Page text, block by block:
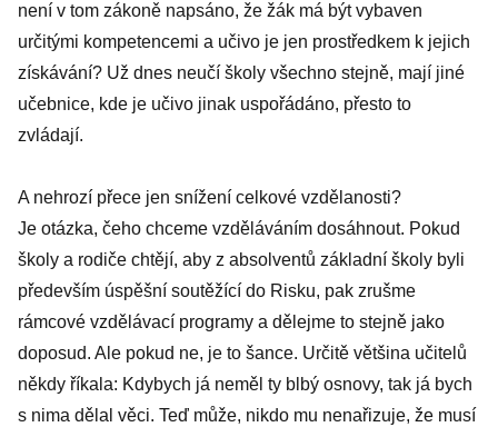
není v tom zákoně napsáno, že žák má být vybaven
určitými kompetencemi a učivo je jen prostředkem k jejich
získávání? Už dnes neučí školy všechno stejně, mají jiné
učebnice, kde je učivo jinak uspořádáno, přesto to
zvládají.
A nehrozí přece jen snížení celkové vzdělanosti?
Je otázka, čeho chceme vzděláváním dosáhnout. Pokud
školy a rodiče chtějí, aby z absolventů základní školy byli
především úspěšní soutěžící do Risku, pak zrušme
rámcové vzdělávací programy a dělejme to stejně jako
doposud. Ale pokud ne, je to šance. Určitě většina učitelů
někdy říkala: Kdybych já neměl ty blbý osnovy, tak já bych
s nima dělal věci. Teď může, nikdo mu nenařizuje, že musí